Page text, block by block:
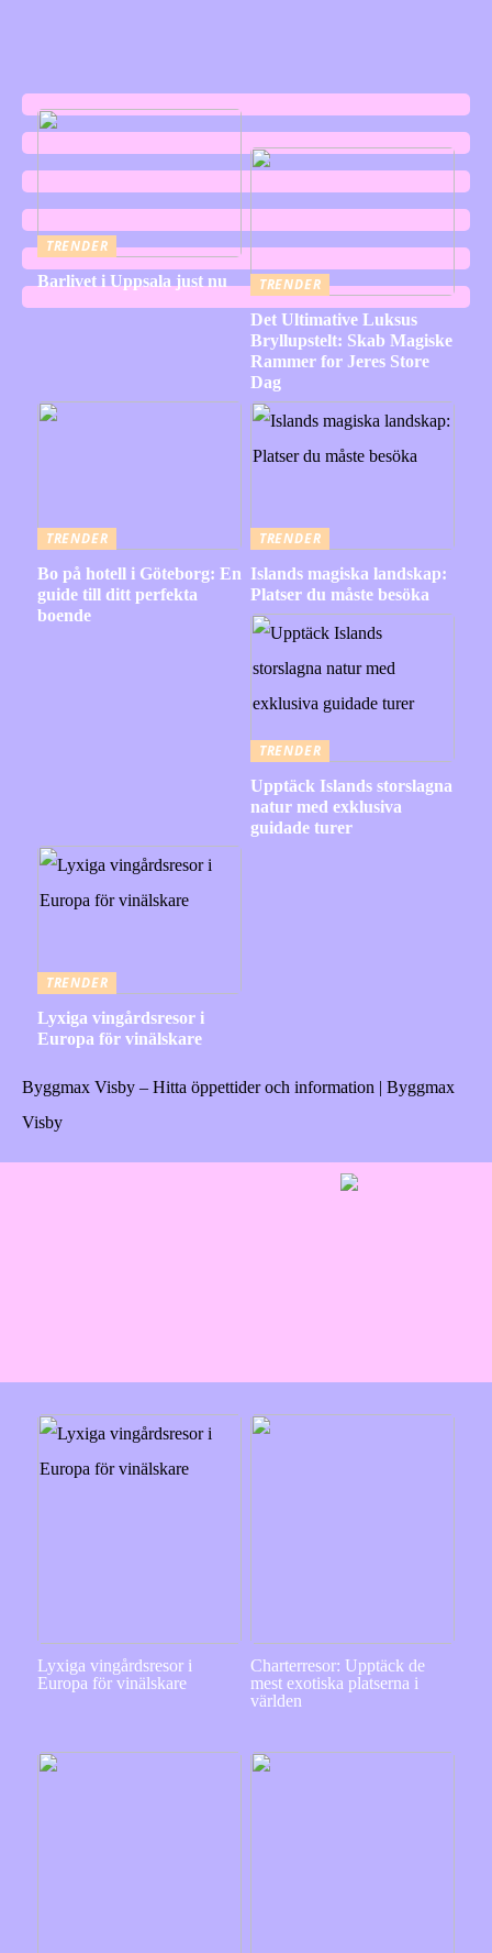
TRENDER
Barlivet i Uppsala just nu
TRENDER
Det Ultimative Luksus
Bryllupstelt: Skab Magiske
Rammer for Jeres Store
Dag
TRENDER
Bo på hotell i Göteborg: En
guide till ditt perfekta
boende
TRENDER
Islands magiska landskap:
Platser du måste besöka
TRENDER
Upptäck Islands storslagna
natur med exklusiva
guidade turer
TRENDER
Lyxiga vingårdsresor i
Europa för vinälskare
Byggmax Visby – Hitta öppettider och information | Byggmax
Visby
Lyxiga vingårdsresor i
Europa för vinälskare
Charterresor: Upptäck de
mest exotiska platserna i
världen